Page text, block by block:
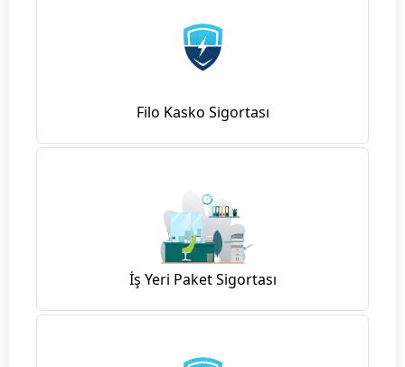
Filo Kasko Sigortası
İş Yeri Paket Sigortası